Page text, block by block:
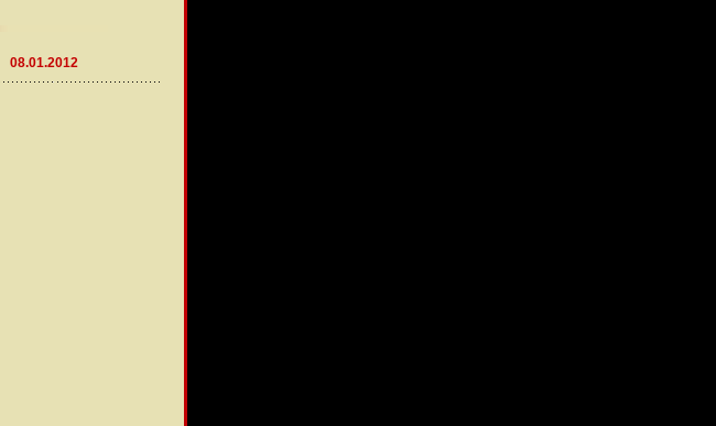
08.01.2012